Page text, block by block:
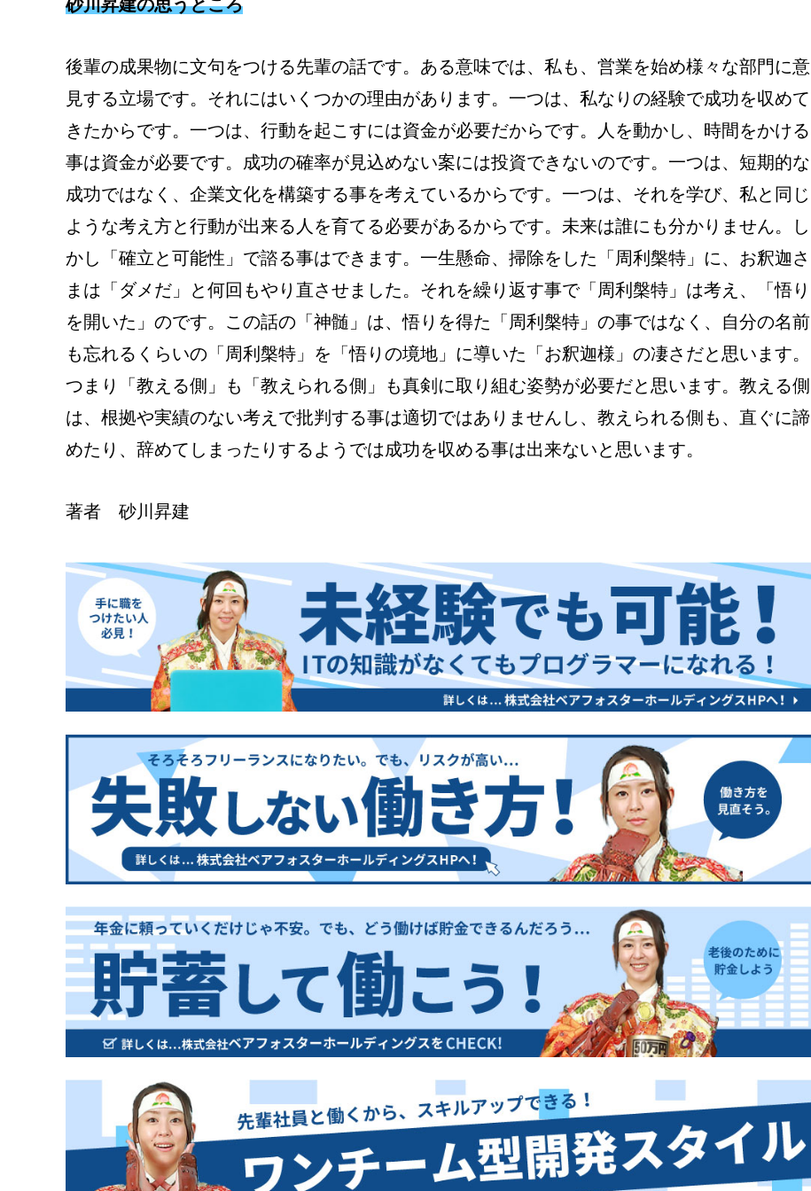
砂川昇建の思うところ
後輩の成果物に文句をつける先輩の話です。ある意味では、私も、営業を始め様々な部門に意
見する立場です。それにはいくつかの理由があります。一つは、私なりの経験で成功を収めて
きたからです。一つは、行動を起こすには資金が必要だからです。人を動かし、時間をかける
事は資金が必要です。成功の確率が見込めない案には投資できないのです。一つは、短期的な
成功ではなく、企業文化を構築する事を考えているからです。一つは、それを学び、私と同じ
ような考え方と行動が出来る人を育てる必要があるからです。未来は誰にも分かりません。し
かし「確立と可能性」で諮る事はできます。一生懸命、掃除をした「周利槃特」に、お釈迦さ
まは「ダメだ」と何回もやり直させました。それを繰り返す事で「周利槃特」は考え、「悟り
を開いた」のです。この話の「神髄」は、悟りを得た「周利槃特」の事ではなく、自分の名前
も忘れるくらいの「周利槃特」を「悟りの境地」に導いた「お釈迦様」の凄さだと思います。
つまり「教える側」も「教えられる側」も真剣に取り組む姿勢が必要だと思います。教える側
は、根拠や実績のない考えで批判する事は適切ではありませんし、教えられる側も、直ぐに諦
めたり、辞めてしまったりするようでは成功を収める事は出来ないと思います。
著者 砂川昇建